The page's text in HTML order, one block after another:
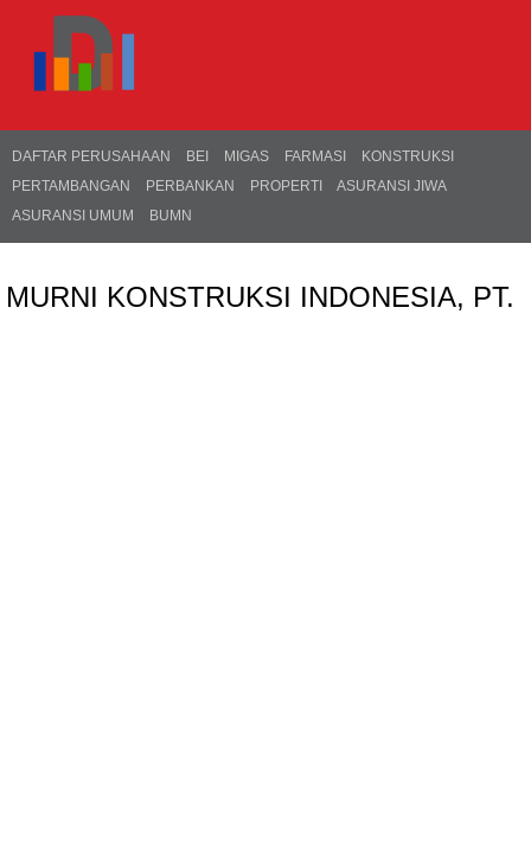
DAFTAR PERUSAHAAN BEI MIGAS FARMASI
KONSTRUKSI
PERTAMBANGAN
PERBANKAN PROPERTI
ASURANSI JIWA
ASURANSI UMUM
BUMN
MURNI KONSTRUKSI INDONESIA, PT.